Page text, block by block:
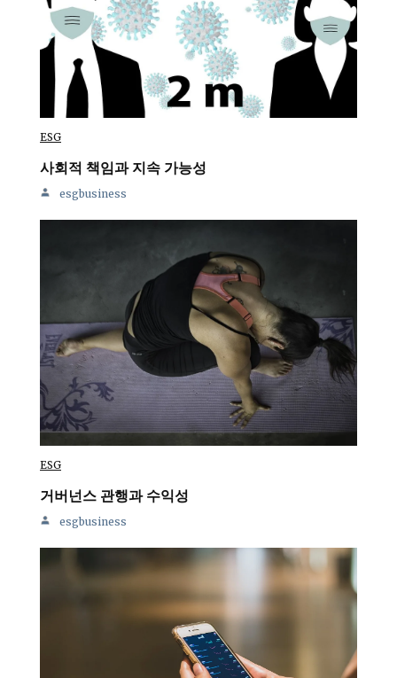
ESG
사회적 책임과 지속 가능성
esgbusiness
ESG
거버넌스 관행과 수익성
esgbusiness